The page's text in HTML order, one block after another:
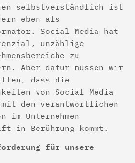
selbstverständlich ist
eben als
Social Media hat
unzählige
zu
Aber dafür müssen wir
dass die
von Social Media
den verantwortlichen
im Unternehmen
in Berührung kommt.
für unsere